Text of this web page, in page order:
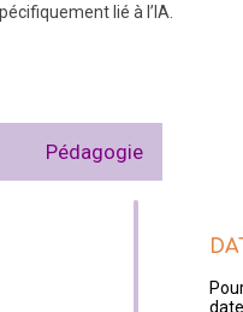
lié à l’IA.
Pédagogie